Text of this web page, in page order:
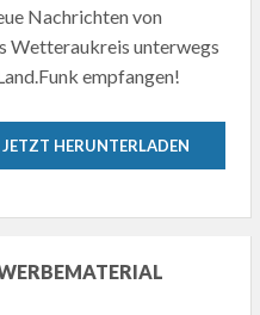
Nachrichten von
Wetteraukreis unterwegs
empfangen!
JETZT HERUNTERLADEN